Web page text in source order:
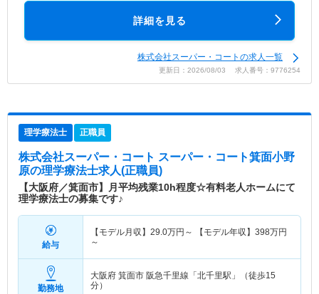
詳細を見る
株式会社スーパー・コートの求人一覧
更新日：2026/08/03 求人番号：9776254
理学療法士 正職員
株式会社スーパー・コート スーパー・コート箕面小野
原の理学療法士求人(正職員)
【大阪府／箕面市】月平均残業10h程度☆有料老人ホームにて
理学療法士の募集です♪
給与
【モデル月収】 29.0万円～ 【モデル年収】 398万円
～
勤務地
大阪府 箕面市 阪急千里線「北千里駅」（徒歩15
分）